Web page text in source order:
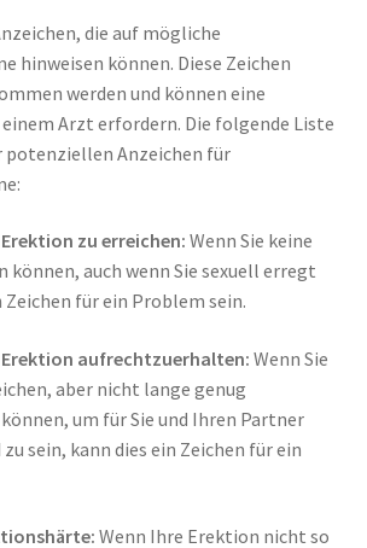
die auf mögliche
hinweisen können. Diese Zeichen
werden und können eine
Arzt erfordern. Die folgende Liste
Anzeichen für
zu erreichen: Wenn Sie keine
können, auch wenn Sie sexuell erregt
Zeichen für ein Problem sein.
aufrechtzuerhalten: Wenn Sie
aber nicht lange genug
um für Sie und Ihren Partner
sein, kann dies ein Zeichen für ein
Wenn Ihre Erektion nicht so